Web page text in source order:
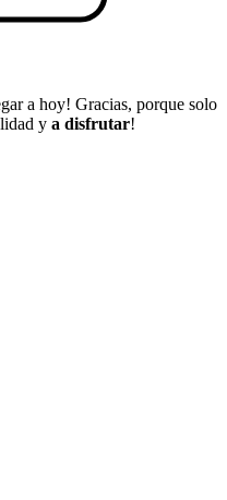
a hoy! Gracias, porque solo
y a disfrutar!